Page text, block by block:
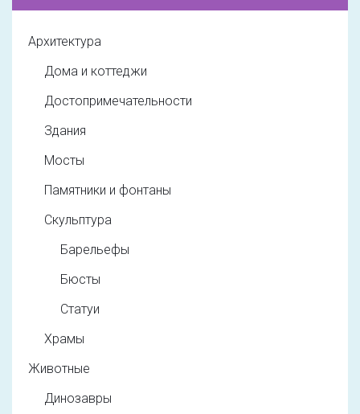
Архитектура
Дома и коттеджи
Достопримечательности
Здания
Мосты
Памятники и фонтаны
Скульптура
Барельефы
Бюсты
Статуи
Храмы
Животные
Динозавры